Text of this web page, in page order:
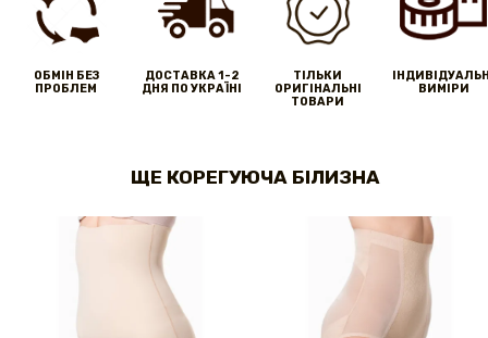
ОБМІН БЕЗ
ПРОБЛЕМ
ДОСТАВКА 1-2
ДНЯ ПО УКРАЇНІ
ТІЛЬКИ
ОРИГІНАЛЬНІ
ТОВАРИ
ВИМІРИ
ЩЕ КОРЕГУЮЧА БІЛИЗНА